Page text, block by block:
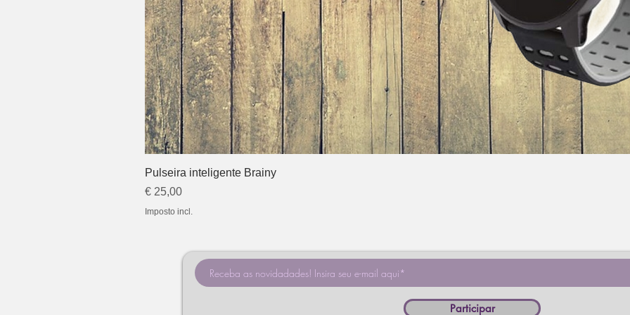
Pulseira inteligente Brainy
Preço
€ 25,00
Imposto incl.
Participar